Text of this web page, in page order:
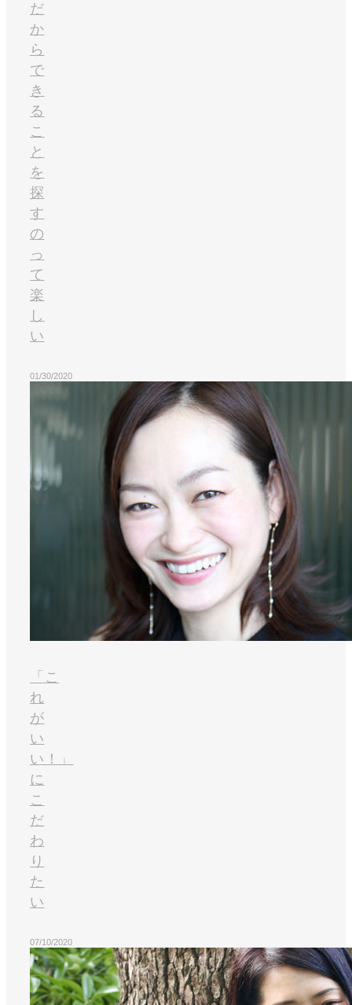
だ
か
ら
で
き
る
こ
と
を
探
す
の
っ
て
楽
し
い
01/30/2020
「こ
れ
が
い
い！」
に
こ
だ
わ
り
た
い
07/10/2020